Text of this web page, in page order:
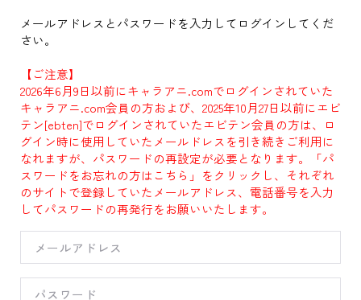
メールアドレスとパスワードを入力してログインしてくだ
さい。
【ご注意】
2026年6月9日以前にキャラアニ.comでログインされていた
キャラアニ.com会員の方および、2025年10月27日以前にエビ
テン[ebten]でログインされていたエビテン会員の方は、ロ
グイン時に使用していたメールドレスを引き続きご利用に
なれますが、パスワードの再設定が必要となります。「パ
スワードをお忘れの方はこちら」をクリックし、それぞれ
のサイトで登録していたメールアドレス、電話番号を入力
してパスワードの再発行をお願いいたします。